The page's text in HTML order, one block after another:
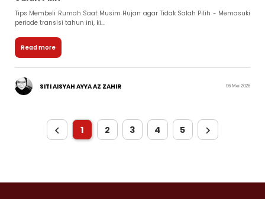
Tips Membeli Rumah Saat Musim Hujan agar Tidak Salah Pilih - Memasuki
periode transisi tahun ini, ki...
Read more
SITI AISYAH AYYA AZ ZAHIR 06 Mei 2026
1 2 3 4 5